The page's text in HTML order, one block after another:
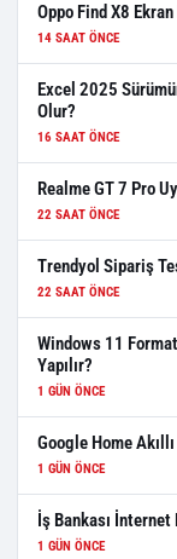
Oppo Find X8
14 SAAT ÖNCE
Excel 2025
Olur?
16 SAAT ÖNCE
Realme GT 7 Pro
22 SAAT ÖNCE
Trendyol Sipariş
22 SAAT ÖNCE
Windows 11
Yapılır?
1 GÜN ÖNCE
Google Home
1 GÜN ÖNCE
İş Bankası İnternet
1 GÜN ÖNCE